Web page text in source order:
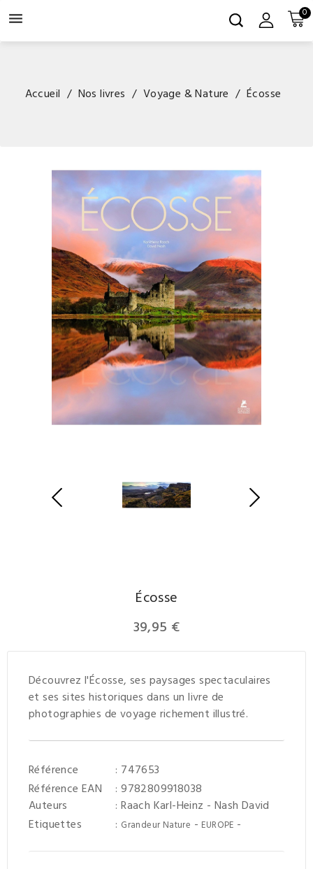
 0
Accueil Nos livres Voyage & Nature Écosse
Écosse
39,95 €
Découvrez l'Écosse, ses paysages spectaculaires
et ses sites historiques dans un livre de
photographies de voyage richement illustré.
Référence
: 747653
Référence EAN
: 9782809918038
Auteurs
:Raach Karl-Heinz - Nash David
Etiquettes
: Grandeur Nature - EUROPE -